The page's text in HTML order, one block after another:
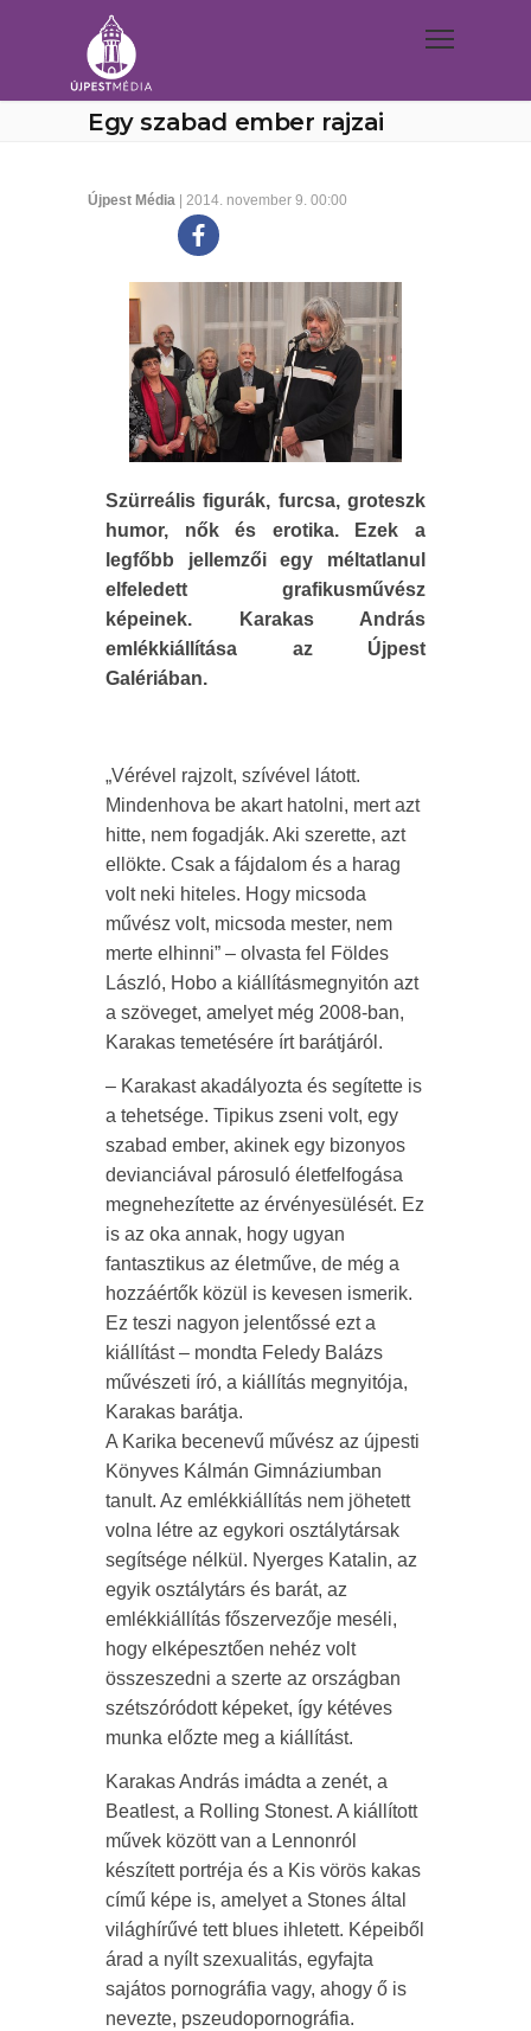
Egy szabad ember rajzai
Újpest Média | 2014. november 9. 00:00
Szürreális figurák, furcsa, groteszk
humor, nők és erotika. Ezek a
legfőbb jellemzői egy méltatlanul
elfeledett grafikusművész
képeinek. Karakas András
emlékkiállítása az Újpest
Galériában.
„Vérével rajzolt, szívével látott.
Mindenhova be akart hatolni, mert azt
hitte, nem fogadják. Aki szerette, azt
ellökte. Csak a fájdalom és a harag
volt neki hiteles. Hogy micsoda
művész volt, micsoda mester, nem
merte elhinni” – olvasta fel Földes
László, Hobo a kiállításmegnyitón azt
a szöveget, amelyet még 2008-ban,
Karakas temetésére írt barátjáról.
– Karakast akadályozta és segítette is
a tehetsége. Tipikus zseni volt, egy
szabad ember, akinek egy bizonyos
devianciával párosuló életfelfogása
megnehezítette az érvényesülését. Ez
is az oka annak, hogy ugyan
fantasztikus az életműve, de még a
hozzáértők közül is kevesen ismerik.
Ez teszi nagyon jelentőssé ezt a
kiállítást – mondta Feledy Balázs
művészeti író, a kiállítás megnyitója,
Karakas barátja.
A Karika becenevű művész az újpesti
Könyves Kálmán Gimnáziumban
tanult. Az emlékkiállítás nem jöhetett
volna létre az egykori osztálytársak
segítsége nélkül. Nyerges Katalin, az
egyik osztálytárs és barát, az
emlékkiállítás főszervezője meséli,
hogy elképesztően nehéz volt
összeszedni a szerte az országban
szétszóródott képeket, így kétéves
munka előzte meg a kiállítást.
Karakas András imádta a zenét, a
Beatlest, a Rolling Stonest. A kiállított
művek között van a Lennonról
készített portréja és a Kis vörös kakas
című képe is, amelyet a Stones által
világhírűvé tett blues ihletett. Képeiből
árad a nyílt szexualitás, egyfajta
sajátos pornográfia vagy, ahogy ő is
nevezte, pszeudopornográfia.